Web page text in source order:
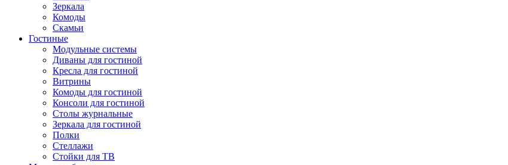
Зеркала
Комоды
Скамьи
Гостиные
Модульные системы
Диваны для гостиной
Кресла для гостиной
Витрины
Комоды для гостиной
Консоли для гостиной
Столы журнальные
Зеркала для гостиной
Полки
Стеллажи
Стойки для ТВ